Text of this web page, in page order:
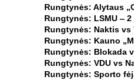
Rungtynės: Alytaus
Rungtynės: LSMU ‒
Rungtynės: Naktis vs
Rungtynės: Kauno
Rungtynės: Blokada
Rungtynės: VDU vs
Rungtynės: Sporto